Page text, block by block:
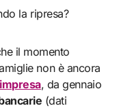
il momento
non è ancora
, da gennaio
(dati